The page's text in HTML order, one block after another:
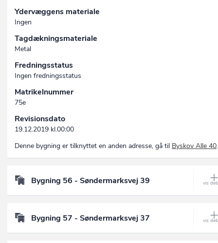
Ydervæggens materiale
Ingen
Tagdækningsmateriale
Metal
Fredningsstatus
Ingen fredningsstatus
Matrikelnummer
75e
Revisionsdato
19.12.2019 kl.00:00
Denne bygning er tilknyttet en anden adresse, gå til Byskov Alle 40.
Bygning 56 - Søndermarksvej 39
Bygning 57 - Søndermarksvej 37